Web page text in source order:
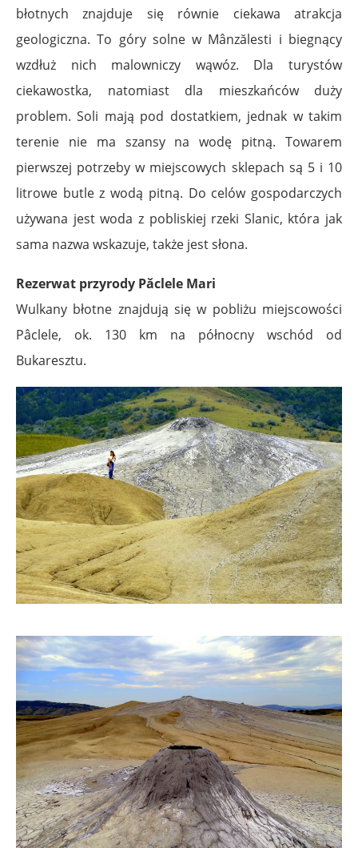
błotnych znajduje się równie ciekawa atrakcja
geologiczna. To góry solne w Mânzălesti i biegnący
wzdłuż nich malowniczy wąwóz. Dla turystów
ciekawostka, natomiast dla mieszkańców duży
problem. Soli mają pod dostatkiem, jednak w takim
terenie nie ma szansy na wodę pitną. Towarem
pierwszej potrzeby w miejscowych sklepach są 5 i 10
litrowe butle z wodą pitną. Do celów gospodarczych
używana jest woda z pobliskiej rzeki Slanic, która jak
sama nazwa wskazuje, także jest słona.
Rezerwat przyrody Păclele Mari
Wulkany błotne znajdują się w pobliżu miejscowości
Pâclele, ok. 130 km na północny wschód od
Bukaresztu.